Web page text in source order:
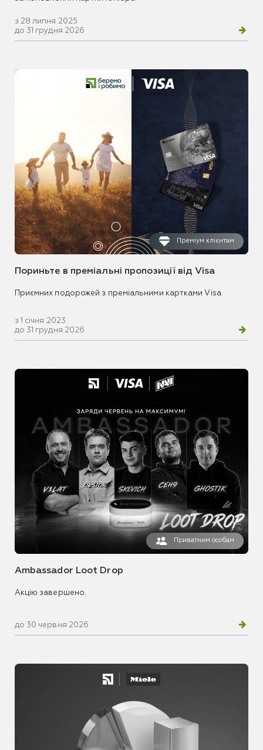
з 28 липня 2025
до 31 грудня 2026
Преміум клієнтам
Пориньте в преміальні пропозиції від Visa
Приємних подорожей з преміальними картками Visa
з 1 січня 2023
до 31 грудня 2026
Приватним особам
Ambassador Loot Drop
Акцію завершено.
до 30 червня 2026